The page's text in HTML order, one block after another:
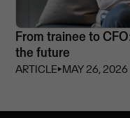
From trainee to
the future
ARTICLE⏵MAY 26, 2026